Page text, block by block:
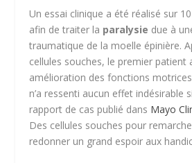
Un essai clinique a été réalisé sur
afin de traiter la paralysie due à
traumatique de la moelle épinière.
cellules souches, le premier patient
amélioration des fonctions
n’a ressenti aucun effet indésirable
rapport de cas publié dans Mayo
Des cellules souches pour
redonner un grand espoir aux